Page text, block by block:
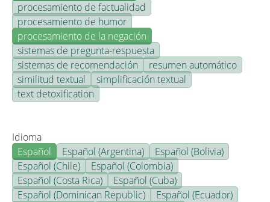
procesamiento de factualidad
procesamiento de humor
procesamiento de la negación
sistemas de pregunta-respuesta
sistemas de recomendación
resumen automático
similitud textual
simplificación textual
text detoxification
Idioma
Español
Español (Argentina)
Español (Bolivia)
Español (Chile)
Español (Colombia)
Español (Costa Rica)
Español (Cuba)
Español (Dominican Republic)
Español (Ecuador)